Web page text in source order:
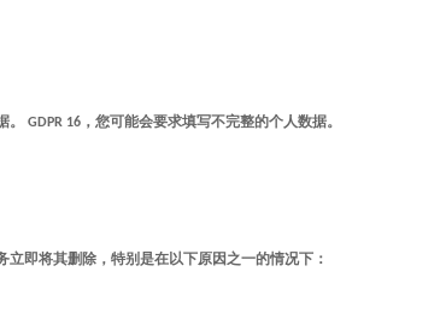
。 GDPR 16 ，您可能会要求填写不完整的个人数据。
即将其删除，特别是在以下原因之一的情况下：